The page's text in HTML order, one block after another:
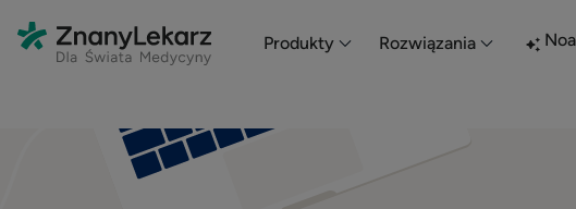
Produkty Rozwiązania Noa